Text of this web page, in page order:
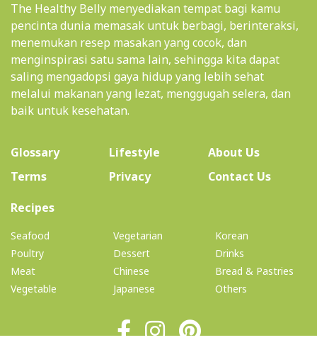
The Healthy Belly menyediakan tempat bagi kamu
pencinta dunia memasak untuk berbagi, berinteraksi,
menemukan resep masakan yang cocok, dan
menginspirasi satu sama lain, sehingga kita dapat
saling mengadopsi gaya hidup yang lebih sehat
melalui makanan yang lezat, menggugah selera, dan
baik untuk kesehatan.
Glossary Lifestyle About Us(current)
Terms
Privacy
Contact Us
Recipes(current)
Seafood
Poultry
Meat
Vegetable
Vegetarian
Dessert
Chinese
Japanese
Korean
Drinks
Bread & Pastries
Others